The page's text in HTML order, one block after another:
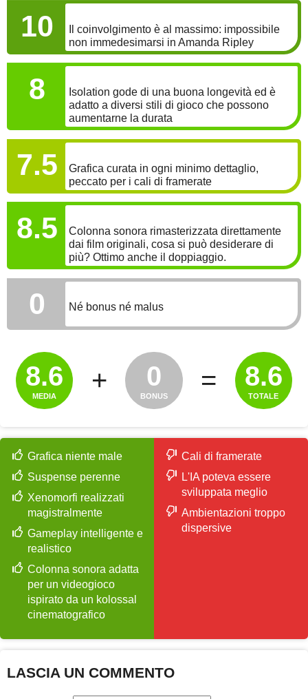
10
Il coinvolgimento è al massimo: impossibile
non immedesimarsi in Amanda Ripley
8
Isolation gode di una buona longevità ed è
adatto a diversi stili di gioco che possono
aumentarne la durata
7.5
Grafica curata in ogni minimo dettaglio,
peccato per i cali di framerate
8.5
Colonna sonora rimasterizzata direttamente
dai film originali, cosa si può desiderare di
più? Ottimo anche il doppiaggio.
0 Né bonus né malus
8.6
MEDIA
+ 0
BONUS
= 8.6
TOTALE
Grafica niente male
Suspense perenne
Xenomorfi realizzati
magistralmente
Gameplay intelligente e
realistico
Colonna sonora adatta
per un videogioco
ispirato da un kolossal
cinematografico
Cali di framerate
L'IA poteva essere
sviluppata meglio
Ambientazioni troppo
dispersive
LASCIA UN COMMENTO